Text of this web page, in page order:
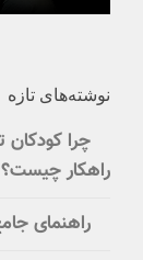
نوشته‌های تازه
چرا کودکان
راهکار چیست؟
راهنمای